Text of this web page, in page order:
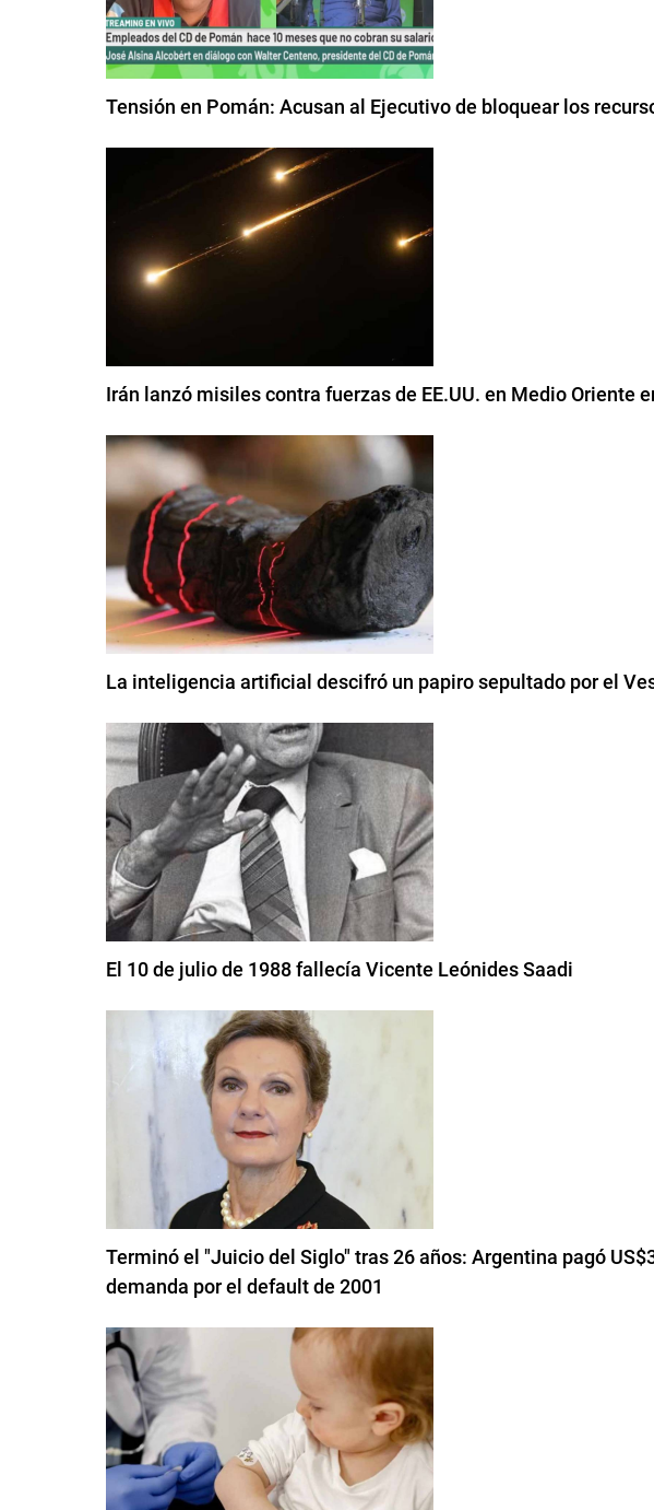
Tensión en Pomán: Acusan al Ejecutivo de bloquear los
Irán lanzó misiles contra fuerzas de EE.UU. en Medio Oriente
La inteligencia artificial descifró un papiro sepultado por el
El 10 de julio de 1988 fallecía Vicente Leónides Saadi
Terminó el "Juicio del Siglo" tras 26 años: Argentina pagó
demanda por el default de 2001